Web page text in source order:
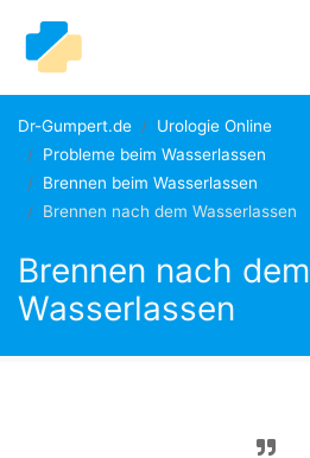
Dr-Gumpert.de
Urologie Online
Probleme beim Wasserlassen
Brennen beim Wasserlassen
Brennen nach dem Wasserlassen
Brennen nach dem
Wasserlassen